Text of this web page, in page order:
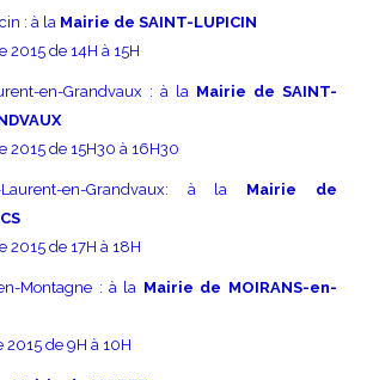
: à la Mairie de SAINT-LUPICIN
de 14H à 15H
en-Grandvaux : à la Mairie de SAINT-
2015 de 15H30 à 16H30
en-Grandvaux: à la Mairie de
2015 de 17H à 18H
Montagne : à la Mairie de MOIRANS-en-
de 9H à 10H